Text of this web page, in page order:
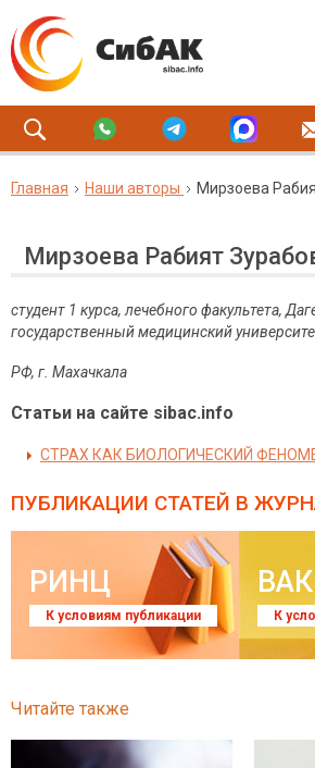
Главная Наши авторы Мирзоева
Мирзоева Рабият
студент 1 курса, лечебного факультета,
государственный медицинский
РФ, г. Махачкала
Статьи на сайте sibac.info
СТРАХ КАК БИОЛОГИЧЕСКИЙ
ПУБЛИКАЦИИ СТАТЕЙ В
РИНЦ
К условиям публикации
ВАК
К
Читайте также